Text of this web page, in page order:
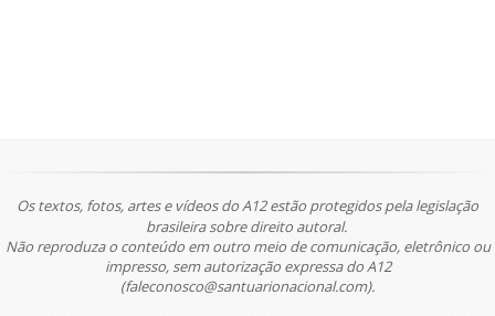
Os textos, fotos, artes e vídeos do A12 estão protegidos pela legislação
brasileira sobre direito autoral.
Não reproduza o conteúdo em outro meio de comunicação, eletrônico ou
impresso, sem autorização expressa do A12
(faleconosco@santuarionacional.com).